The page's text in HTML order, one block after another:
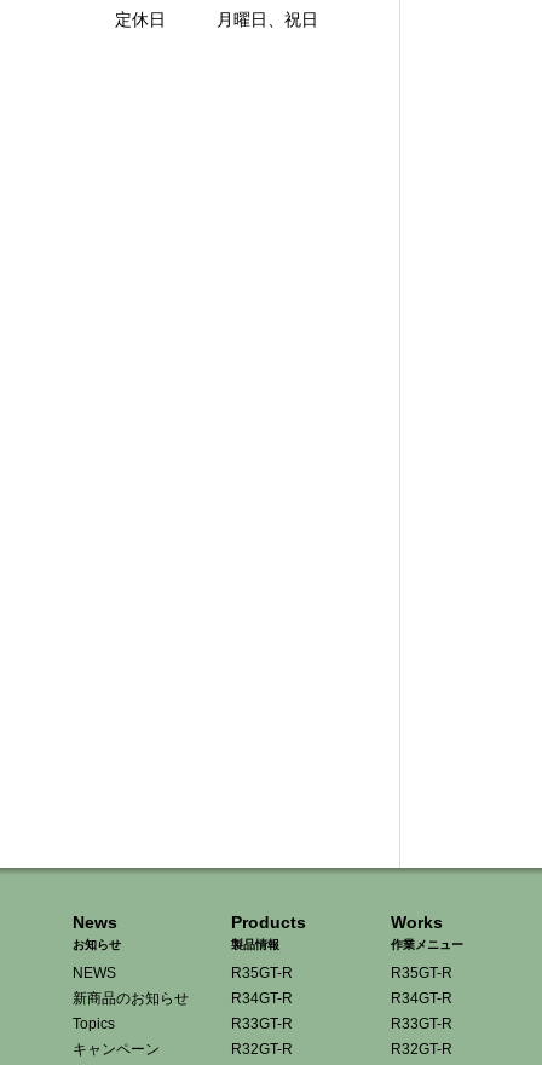
定休日 月曜日、祝日
News
お知らせ
NEWS
新商品のお知らせ
Topics
キャンペーン
Products
製品情報
R35GT-R
R34GT-R
R33GT-R
R32GT-R
Works
作業メニュー
R35GT-R
R34GT-R
R33GT-R
R32GT-R